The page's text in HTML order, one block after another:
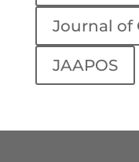
Journal of
JAAPOS